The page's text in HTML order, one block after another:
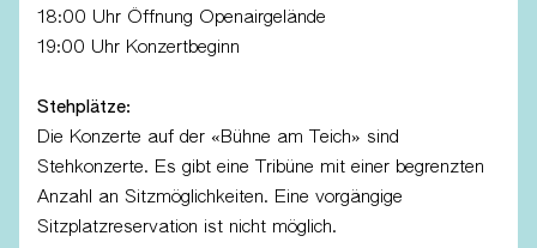
18:00 Uhr Öffnung Openairgelände
19:00 Uhr Konzertbeginn
Stehplätze:
Die Konzerte auf der «Bühne am Teich» sind
Stehkonzerte. Es gibt eine Tribüne mit einer begrenzten
Anzahl an Sitzmöglichkeiten. Eine vorgängige
Sitzplatzreservation ist nicht möglich.